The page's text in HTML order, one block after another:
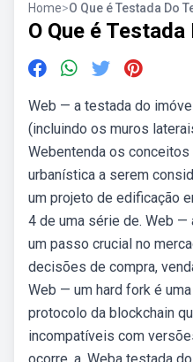
Home>O Que é Testada Do
O Que é
Web — a testada do
(incluindo os muros
Webentenda os
urbanística a serem
um projeto de edificação
4 de uma série de. Web —
um passo crucial no
decisões de compra,
Web — um hard fork é
protocolo da blockchain
incompatíveis com